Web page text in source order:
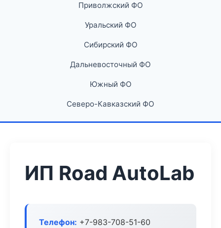
Приволжский ФО
Уральский ФО
Сибирский ФО
Дальневосточный ФО
Южный ФО
Северо-Кавказский ФО
ИП Road AutoLab
Телефон: +7-983-708-51-60